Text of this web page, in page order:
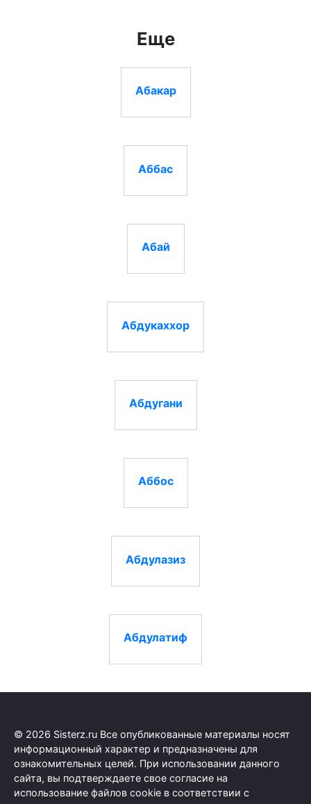
Еще
Абакар
Аббас
Абай
Абдукаххор
Абдугани
Аббос
Абдулазиз
Абдулатиф
© 2026 Sisterz.ru Все опубликованные материалы носят
информационный характер и предназначены для
ознакомительных целей. При использовании данного
сайта, вы подтверждаете свое согласие на
использование файлов cookie в соответствии с